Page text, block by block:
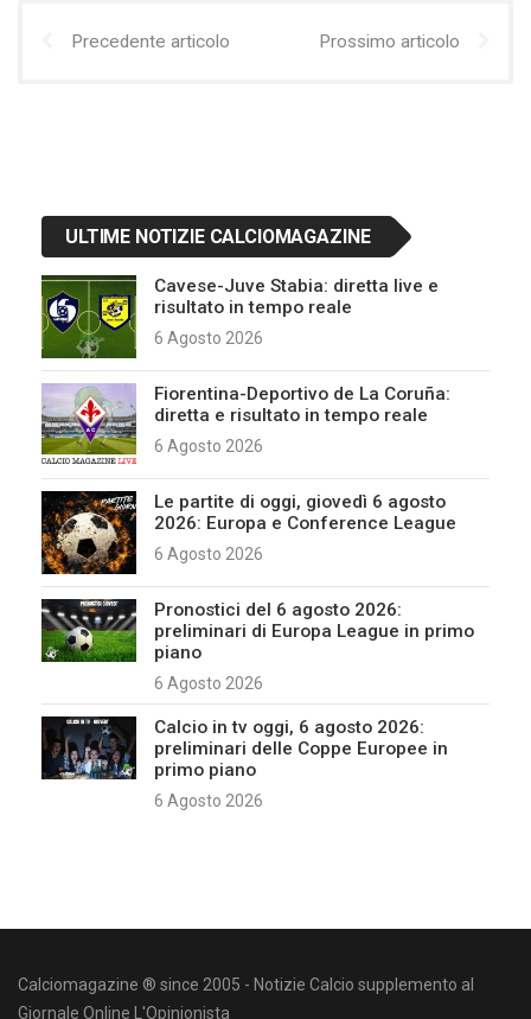
Precedente articolo Prossimo articolo
ULTIME NOTIZIE CALCIOMAGAZINE
Cavese-Juve Stabia: diretta live e
risultato in tempo reale
6 Agosto 2026
Fiorentina-Deportivo de La Coruña:
diretta e risultato in tempo reale
6 Agosto 2026
Le partite di oggi, giovedì 6 agosto
2026: Europa e Conference League
6 Agosto 2026
Pronostici del 6 agosto 2026:
preliminari di Europa League in primo
piano
6 Agosto 2026
Calcio in tv oggi, 6 agosto 2026:
preliminari delle Coppe Europee in
primo piano
6 Agosto 2026
Calciomagazine ® since 2005 - Notizie Calcio supplemento al
Giornale Online L'Opinionista